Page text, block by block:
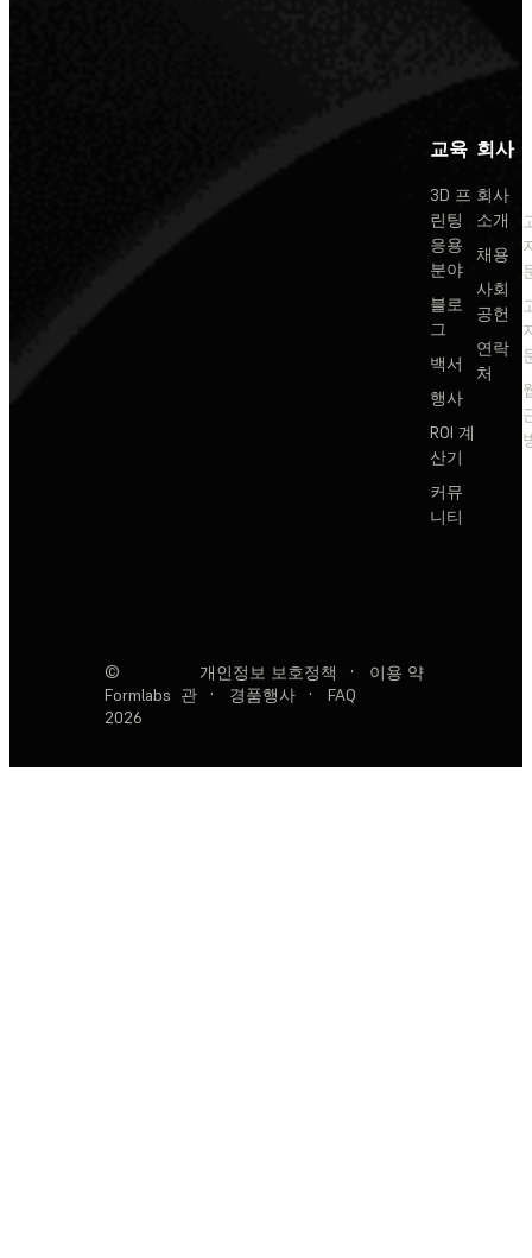
교육
3D 프
린팅
응용
분야
블로
그
백서
행사
ROI 계
산기
커뮤
니티
회사
회사
소개
채용
사회
공헌
연락
처
©
Formlabs
2026
개인정보 보호정책 ·
이용 약
관
· 경품행사 · FAQ